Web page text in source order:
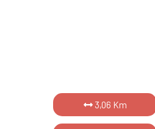
3,06 Km